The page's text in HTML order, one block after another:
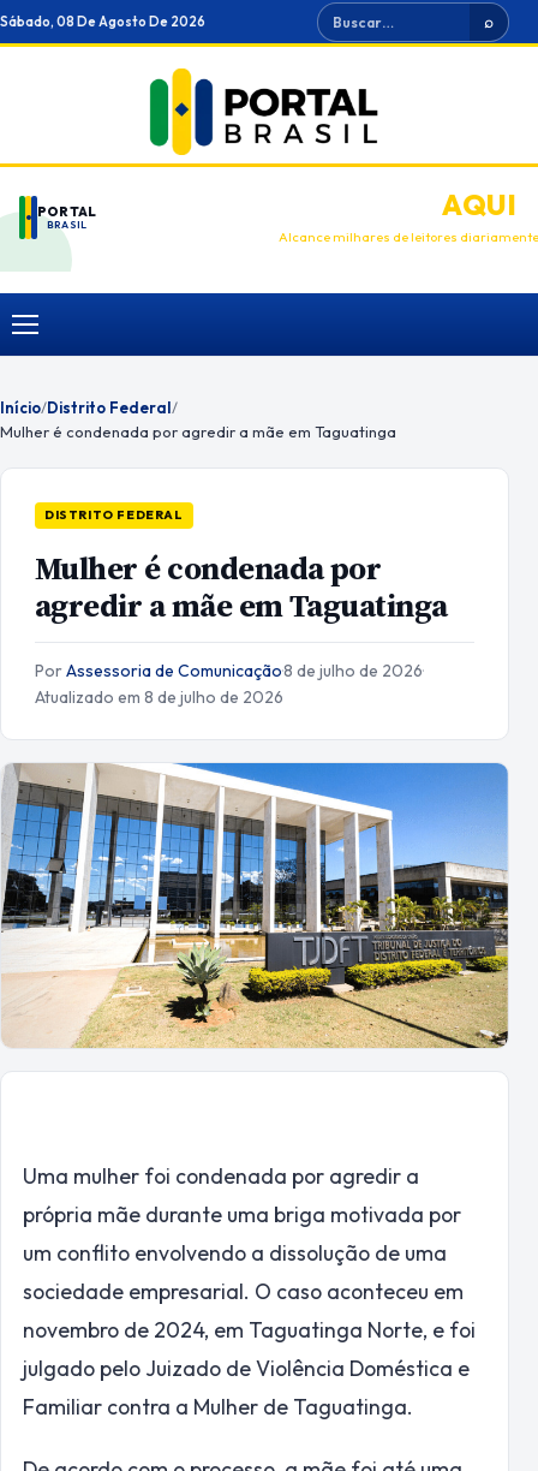
Ir
para
Sábado, 08 De Agosto De 2026 Buscar ⌕
PORTAL
BRASIL
ANUNCIEAQUI
Alcance milhares de leitores diariamente
Menu
Início/Distrito Federal/
Mulher é condenada por agredir a mãe em Taguatinga
DISTRITO FEDERAL
Mulher é condenada por
agredir a mãe em Taguatinga
PorAssessoria de Comunicação·8 de julho de 2026·
Atualizado em 8 de julho de 2026
Uma mulher foi condenada por agredir a
própria mãe durante uma briga motivada por
um conflito envolvendo a dissolução de uma
sociedade empresarial. O caso aconteceu em
novembro de 2024, em Taguatinga Norte, e foi
julgado pelo Juizado de Violência Doméstica e
Familiar contra a Mulher de Taguatinga.